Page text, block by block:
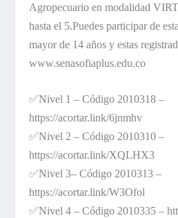
Agropecuario en modalidad
hasta el 5.Puedes participar de
mayor de 14 años y estas
www.senasofiaplus.edu.co
✅Nivel 1 – Código 2010318 –
https://acortar.link/6jnmhv
✅Nivel 2 – Código 2010310 –
https://acortar.link/XQLHX3
✅Nivel 3– Código 2010313 –
https://acortar.link/W3Ofol
✅Nivel 4 – Código 2010335 –